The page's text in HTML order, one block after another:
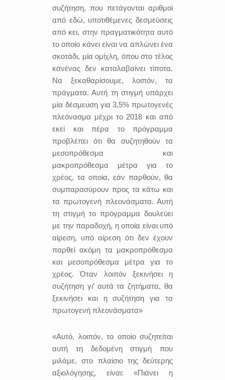
συζήτηση, που πετάγονται αριθμοί
από εδώ, υποτιθέμενες δεσμεύσεις
από κει, στην πραγματικότητα αυτό
το οποίο κάνει είναι να απλώνει ένα
σκοτάδι, μία ομίχλη, όπου στο τέλος
κανένας δεν καταλαβαίνει τίποτα.
Να ξεκαθαρίσουμε, λοιπόν, τα
πράγματα. Αυτή τη στιγμή υπάρχει
μία δέσμευση για 3,5% πρωτογενές
πλεόνασμα μέχρι το 2018 και από
εκεί και πέρα το πρόγραμμα
προβλέπει ότι θα συζητηθούν τα
μεσοπρόθεσμα και
μακροπρόθεσμα μέτρα για το
χρέος, τα οποία, εάν παρθούν, θα
συμπαρασύρουν προς τα κάτω και
τα πρωτογενή πλεονάσματα. Αυτή
τη στιγμή το πρόγραμμα δουλεύει
με την παραδοχή, η οποία είναι υπό
αίρεση, υπό αίρεση ότι δεν έχουν
παρθεί ακόμη τα μακροπρόθεσμα
και μεσοπρόθεσμα μέτρα για το
χρέος. Όταν λοιπόν ξεκινήσει η
συζήτηση γι’ αυτά τα ζητήματα, θα
ξεκινήσει και η συζήτηση για τα
πρωτογενή πλεονάσματα»
«Αυτό, λοιπόν, το οποίο συζητείται
αυτή τη δεδομένη στιγμή που
μιλάμε, στο πλαίσιο της δεύτερης
αξιολόγησης, είναι: «Πιάνει η